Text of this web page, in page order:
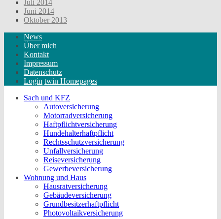
Juli 2014
Juni 2014
Oktober 2013
News
Über mich
Kontakt
Impressum
Datenschutz
Login twin Homepages
Sach und KFZ
Autoversicherung
Motorradversicherung
Haftpflichtversicherung
Hundehalterhaftpflicht
Rechtsschutzversicherung
Unfallversicherung
Reiseversicherung
Gewerbeversicherung
Wohnung und Haus
Hausratversicherung
Gebäudeversicherung
Grundbesitzerhaftpflicht
Photovoltaikversicherung